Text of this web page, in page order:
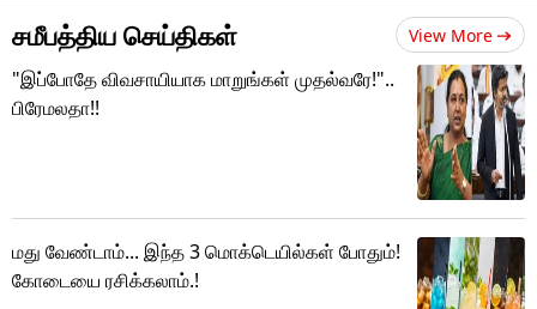
சமீபத்திய செய்திகள் View More
"இப்போதே விவசாயியாக மாறுங்கள் முதல்வரே!"..
பிரேமலதா!!
மது வேண்டாம்... இந்த 3 மொக்டெயில்கள் போதும்!
கோடையை ரசிக்கலாம்.!